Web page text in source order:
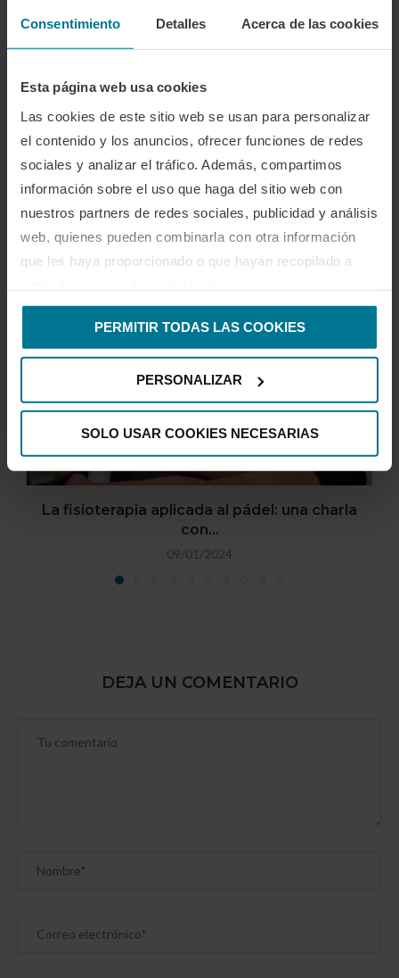
Consentimiento Detalles Acerca de las cookies
Esta página web usa cookies
Las cookies de este sitio web se usan para personalizar
el contenido y los anuncios, ofrecer funciones de redes
sociales y analizar el tráfico. Además, compartimos
información sobre el uso que haga del sitio web con
nuestros partners de redes sociales, publicidad y análisis
web, quienes pueden combinarla con otra información
que les haya proporcionado o que hayan recopilado a
PERMITIR TODAS LAS COOKIES
PERSONALIZAR
SOLO USAR COOKIES NECESARIAS
0 comentario 0
FRANCISCO GARCÍA
TAMBIÉN TE PODRÍA GUSTAR
La fisioterapia aplicada al pádel: una charla
con...
09/01/2024
DEJA UN COMENTARIO